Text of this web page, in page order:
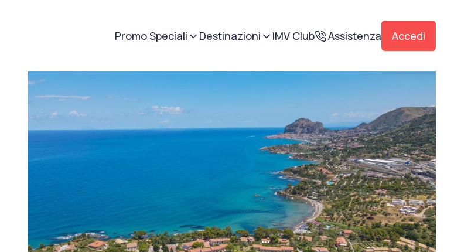
Promo Speciali Destinazioni IMV Club Assistenza Accedi